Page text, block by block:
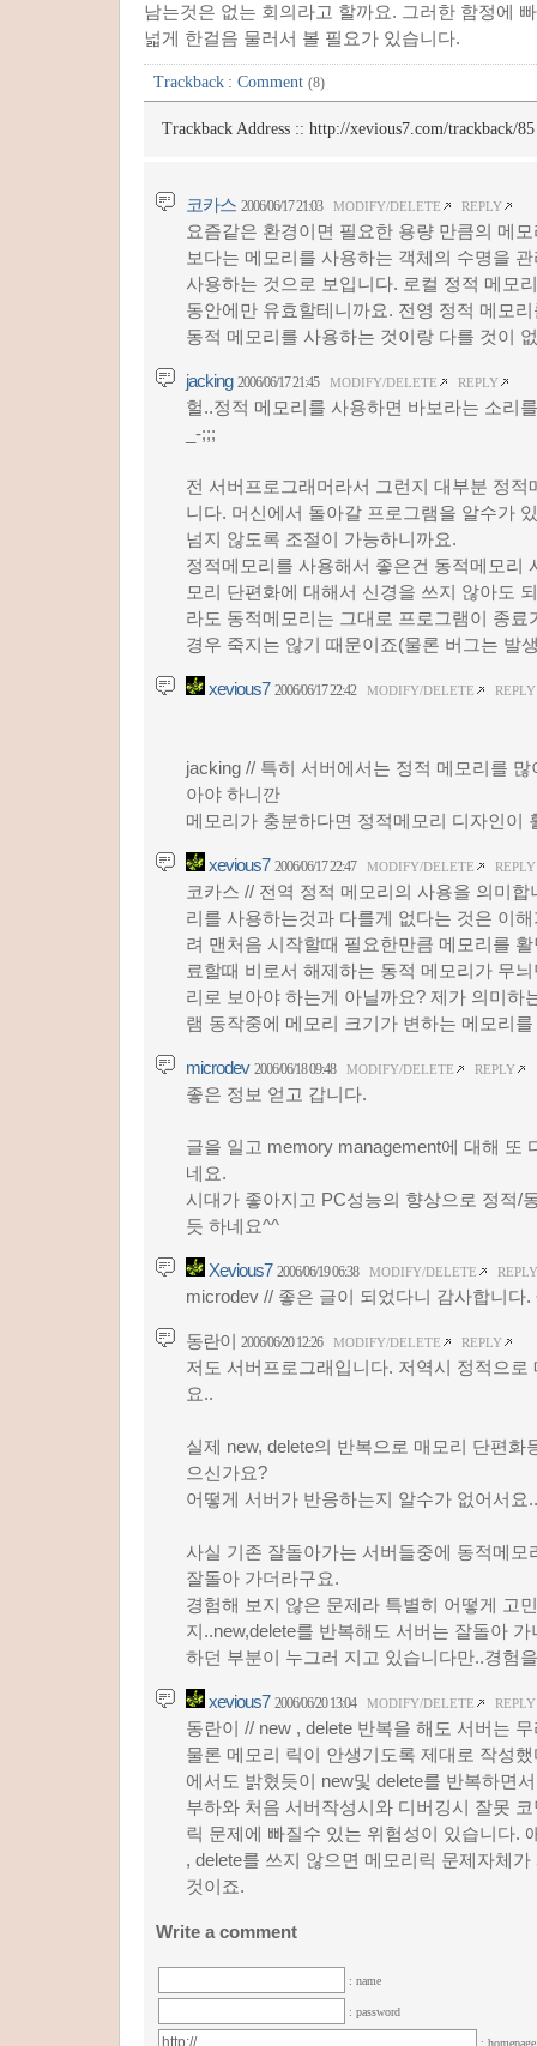
남는것은 없는 회의라고 할까요. 그러한 함정에
넓게 한걸음 물러서 볼 필요가 있습니다.
Trackback : Comment (8)
Trackback Address :: http://xevious7.com/trackback/85
코카스 2006/06/17 21:03 MODIFY/DELETE REPLY
요즘같은 환경이면 필요한 용량 만큼의 메
보다는 메모리를 사용하는 객체의 수명을
사용하는 것으로 보입니다. 로컬 정적 메모
동안에만 유효할테니까요. 전영 정적 메모
동적 메모리를 사용하는 것이랑 다를 것이
jacking 2006/06/17 21:45 MODIFY/DELETE REPLY
헐..정적 메모리를 사용하면 바보라는 소리
_-;;;
전 서버프로그래머라서 그런지 대부분 정적
니다. 머신에서 돌아갈 프로그램을 알수가
넘지 않도록 조절이 가능하니까요.
정적메모리를 사용해서 좋은건 동적메모리
모리 단편화에 대해서 신경을 쓰지 않아도
라도 동적메모리는 그대로 프로그램이 종료
경우 죽지는 않기 때문이죠(물론 버그는 발
xevious7 2006/06/17 22:42 MODIFY/DELETE REPLY
jacking // 특히 서버에서는 정적 메모리를
아야 하니깐
메모리가 충분하다면 정적메모리 디자인이
xevious7 2006/06/17 22:47 MODIFY/DELETE REPLY
코카스 // 전역 정적 메모리의 사용을 의미
리를 사용하는것과 다를게 없다는 것은 이
려 맨처음 시작할때 필요한만큼 메모리를
료할때 비로서 해제하는 동적 메모리가 무
리로 보아야 하는게 아닐까요? 제가 의미하
램 동작중에 메모리 크기가 변하는 메모리
microdev 2006/06/18 09:48 MODIFY/DELETE REPLY
좋은 정보 얻고 갑니다.
글을 일고 memory management에 대해 또
네요.
시대가 좋아지고 PC성능의 향상으로 정적/
듯 하네요^^
Xevious7 2006/06/19 06:38 MODIFY/DELETE REPLY
microdev // 좋은 글이 되었다니 감사합니다.
동란이 2006/06/20 12:26 MODIFY/DELETE REPLY
저도 서버프로그래입니다. 저역시 정적으로
요..
실제 new, delete의 반복으로 매모리 단편화
으신가요?
어떻게 서버가 반응하는지 알수가 없어서요..
사실 기존 잘돌아가는 서버들중에 동적메모
잘돌아 가더라구요.
경험해 보지 않은 문제라 특별히 어떻게 고
지..new,delete를 반복해도 서버는 잘돌아
하던 부분이 누그러 지고 있습니다만..경험
xevious7 2006/06/20 13:04 MODIFY/DELETE REPLY
동란이 // new , delete 반복을 해도 서버는
물론 메모리 릭이 안생기도록 제대로 작성
에서도 밝혔듯이 new및 delete를 반복하면
부하와 처음 서버작성시와 디버깅시 잘못
릭 문제에 빠질수 있는 위험성이 있습니다.
, delete를 쓰지 않으면 메모리릭 문제자체
것이죠.
Write a comment
: name
: password
: